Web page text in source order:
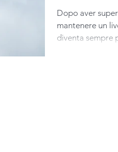
Dopo aver
mantenere un
diventa sempre